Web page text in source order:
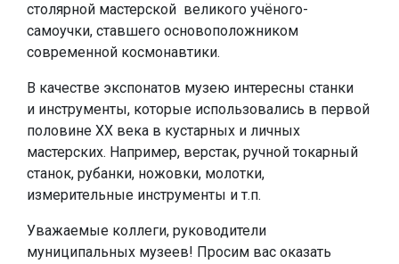
столярной мастерской великого учёного-
самоучки, ставшего основоположником
современной космонавтики.
В качестве экспонатов музею интересны станки
и инструменты, которые использовались в первой
половине ХХ века в кустарных и личных
мастерских. Например, верстак, ручной токарный
станок, рубанки, ножовки, молотки,
измерительные инструменты и т.п.
Уважаемые коллеги, руководители
муниципальных музеев! Просим вас оказать